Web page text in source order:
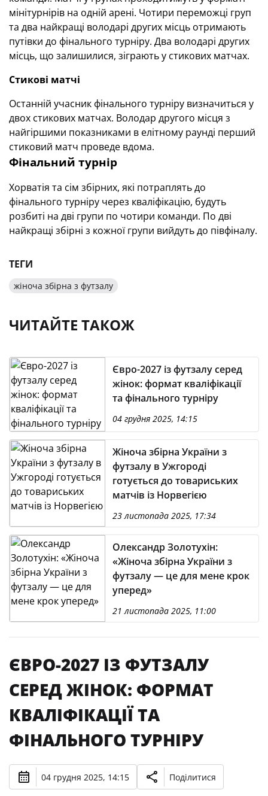
мінітурнірів на одній арені. Чотири переможці груп
та два найкращі володарі других місць отримають
путівки до фінального турніру. Два володарі других
місць, що залишилися, зіграють у стикових матчах.
Стикові матчі
Останній учасник фінального турніру визначиться у
двох стикових матчах. Володар другого місця з
найгіршими показниками в елітному раунді перший
стиковий матч проведе вдома.
Фінальний турнір
Хорватія та сім збірних, які потраплять до
фінального турніру через кваліфікацію, будуть
розбиті на дві групи по чотири команди. По дві
найкращі збірні з кожної групи вийдуть до півфіналу.
ТЕГИ
жіноча збірна з футзалу
ЧИТАЙТЕ ТАКОЖ
Євро-2027 із футзалу серед
жінок: формат кваліфікації
та фінального турніру
04 грудня 2025, 14:15
Жіноча збірна України з
футзалу в Ужгороді
готується до товариських
матчів із Норвегією
23 листопада 2025, 17:34
Олександр Золотухін:
«Жіноча збірна України з
футзалу — це для мене крок
уперед»
21 листопада 2025, 11:00
ЄВРО-2027 ІЗ ФУТЗАЛУ
СЕРЕД ЖІНОК: ФОРМАТ
КВАЛІФІКАЦІЇ ТА
ФІНАЛЬНОГО ТУРНІРУ
04 грудня 2025, 14:15 Поділитися